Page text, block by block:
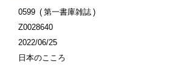
0599
第一書庫雑誌
Z0028640
2022/06/25
日本のこころ